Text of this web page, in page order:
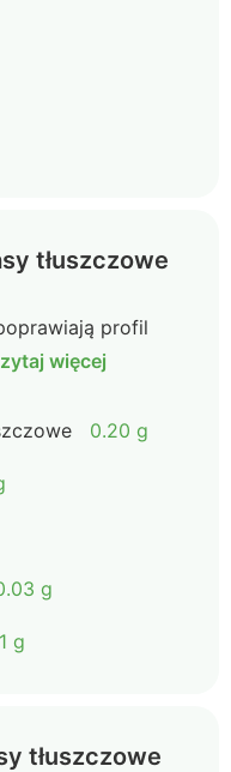
tłuszczowe
profil
więcej
0.20 g
g
g
tłuszczowe